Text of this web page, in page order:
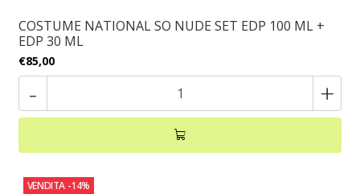
COSTUME NATIONAL SO NUDE SET EDP 100 ML +
EDP 30 ML
€85,00
- +
VENDITA -14%